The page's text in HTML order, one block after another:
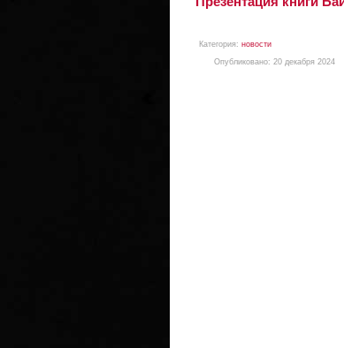
Категория: новости
Опубликовано: 20 декабря 2024